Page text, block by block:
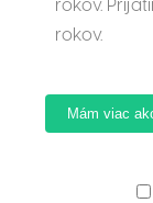
rokov.
rokov.
Mám viac